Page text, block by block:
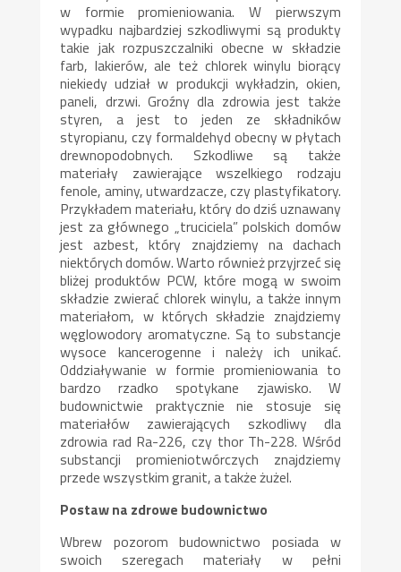
w formie promieniowania. W pierwszym
wypadku najbardziej szkodliwymi są produkty
takie jak rozpuszczalniki obecne w składzie
farb, lakierów, ale też chlorek winylu biorący
niekiedy udział w produkcji wykładzin, okien,
paneli, drzwi. Groźny dla zdrowia jest także
styren, a jest to jeden ze składników
styropianu, czy formaldehyd obecny w płytach
drewnopodobnych. Szkodliwe są także
materiały zawierające wszelkiego rodzaju
fenole, aminy, utwardzacze, czy plastyfikatory.
Przykładem materiału, który do dziś uznawany
jest za głównego „truciciela” polskich domów
jest azbest, który znajdziemy na dachach
niektórych domów. Warto również przyjrzeć się
bliżej produktów PCW, które mogą w swoim
składzie zwierać chlorek winylu, a także innym
materiałom, w których składzie znajdziemy
węglowodory aromatyczne. Są to substancje
wysoce kancerogenne i należy ich unikać.
Oddziaływanie w formie promieniowania to
bardzo rzadko spotykane zjawisko. W
budownictwie praktycznie nie stosuje się
materiałów zawierających szkodliwy dla
zdrowia rad Ra-226, czy thor Th-228. Wśród
substancji promieniotwórczych znajdziemy
przede wszystkim granit, a także żużel.
Postaw na zdrowe budownictwo
Wbrew pozorom budownictwo posiada w
swoich szeregach materiały w pełni